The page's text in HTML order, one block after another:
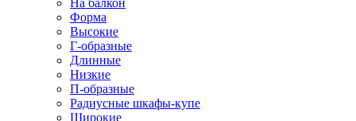
На балкон
Форма
Высокие
Г-образные
Длинные
Низкие
П-образные
Радиусные шкафы-купе
Широкие